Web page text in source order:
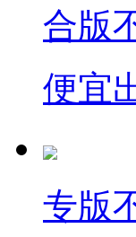
合版
便宜
专版